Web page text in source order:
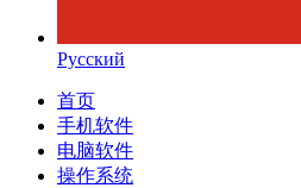
Русский
首页
手机软件
电脑软件
操作系统